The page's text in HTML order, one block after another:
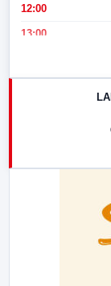
12:00
13:00